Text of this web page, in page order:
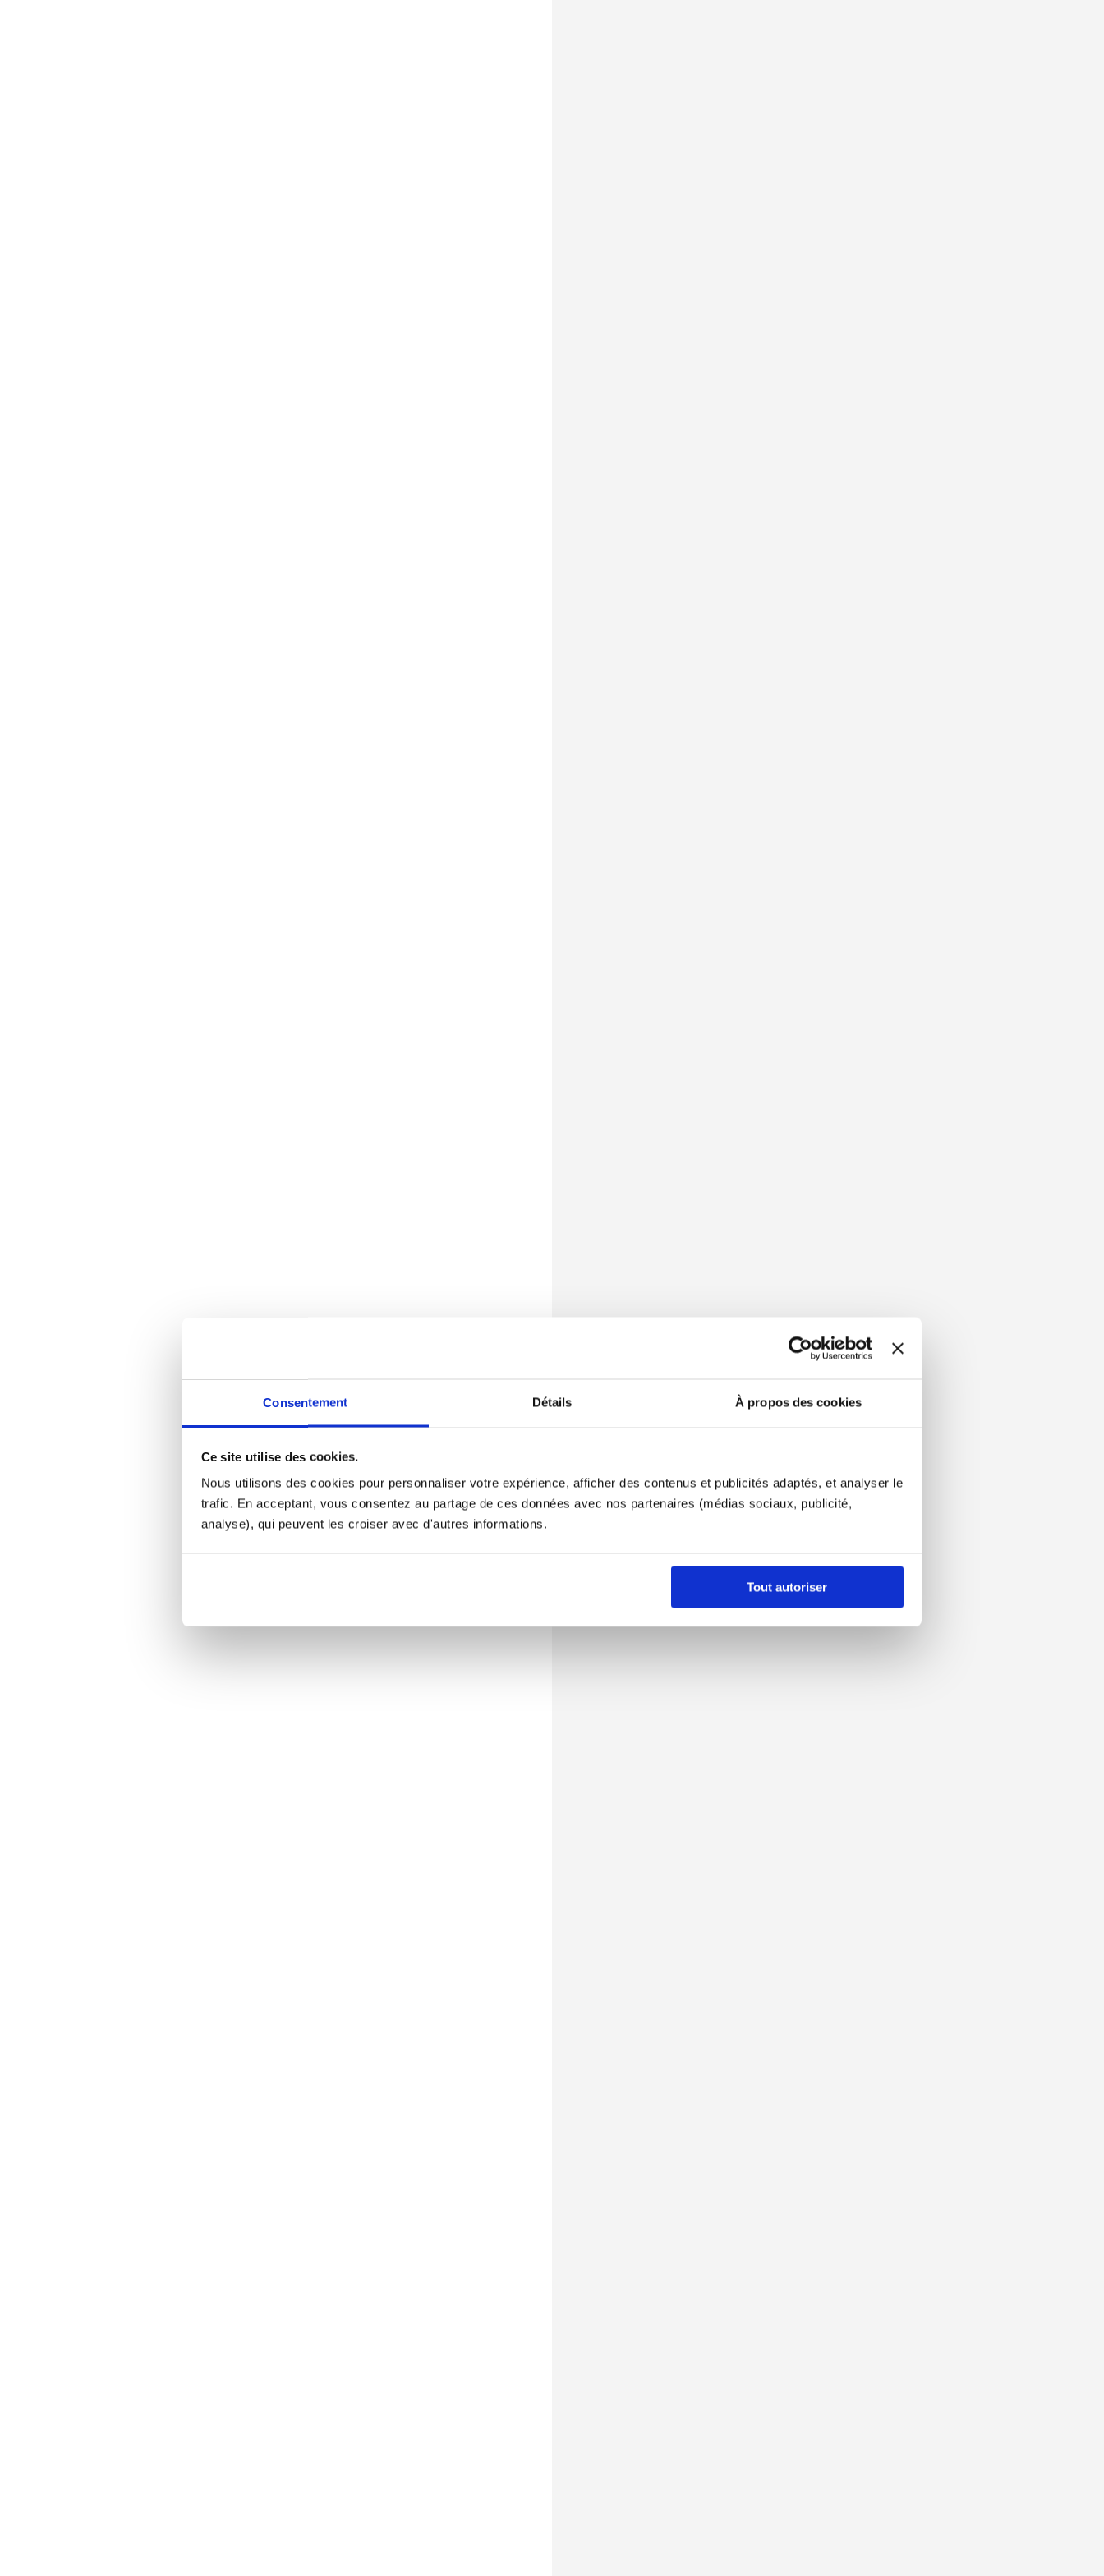
Consentement Détails À propos des cookies
Ce site utilise des cookies.
Nous utilisons des cookies pour personnaliser votre expérience, afficher des contenus et publicités adaptés, et analyser le
trafic. En acceptant, vous consentez au partage de ces données avec nos partenaires (médias sociaux, publicité,
analyse), qui peuvent les croiser avec d'autres informations.
Tout autoriser